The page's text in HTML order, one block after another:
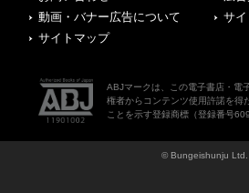
動画・バナー広告について
サ
サイトマップ
ABJマークは、この電子書店・電
権者からコンテンツ使用許諾を得
ことを示す登録商標（登録番号
© Bungeishunju Ltd.